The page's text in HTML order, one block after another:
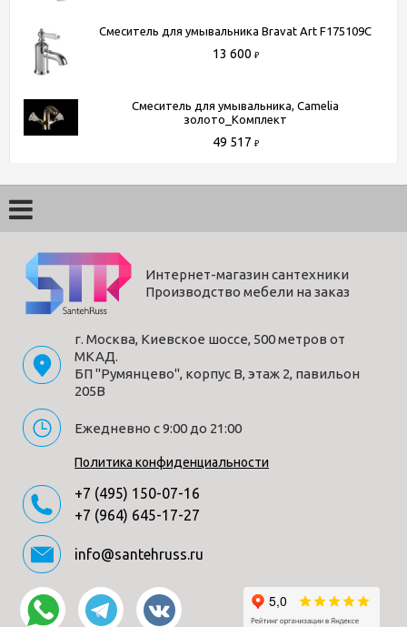
Смеситель для умывальника Bravat Art F175109C
13 600 ₽
Смеситель для умывальника, Camelia
золото_Комплект
49 517 ₽
Интернет-магазин сантехники
Производство мебели на заказ
г. Москва, Киевское шоссе, 500 метров от
МКАД.
БП "Румянцево", корпус В, этаж 2, павильон
205В
Ежедневно с 9:00 до 21:00
Политика конфиденциальности
+7 (495) 150-07-16
+7 (964) 645-17-27
info@santehruss.ru